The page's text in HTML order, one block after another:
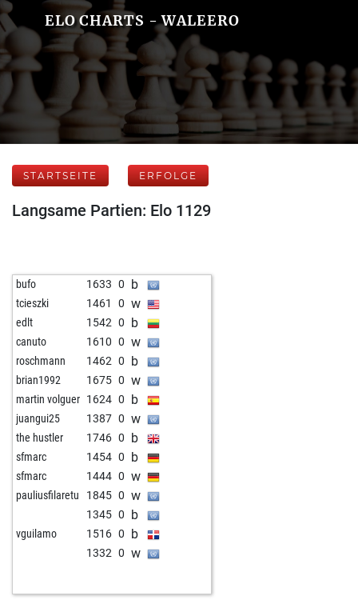
ELO CHARTS - WALEERO
STARTSEITE ERFOLGE
Langsame Partien: Elo 1129
bufo 1633 0 b
tcieszki 1461 0 w
edlt 1542 0 b
canuto 1610 0 w
roschmann 1462 0 b
brian1992 1675 0 w
martin volguer 1624 0 b
juangui25 1387 0 w
the hustler 1746 0 b
sfmarc 1454 0 b
sfmarc 1444 0 w
pauliusfilaretu 1845 0 w
1345 0 b
vguilamo 1516 0 b
1332 0 w